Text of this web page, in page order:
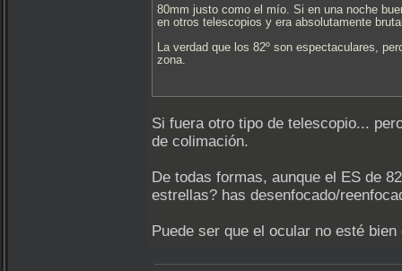
80mm justo como el mío. Si en una noche
en otros telescopios y era absolutamente
La verdad que los 82º son espectaculares,
zona.
Si fuera otro tipo de telescopio...
de colimación.
De todas formas, aunque el ES de
estrellas? has desenfocado/
Puede ser que el ocular no esté